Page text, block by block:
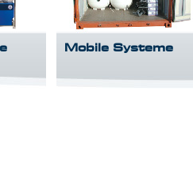
Mobile Systeme